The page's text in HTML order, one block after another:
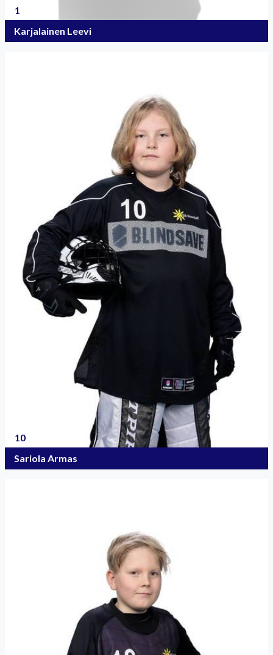
1
Karjalainen Leevi
10
Sariola Armas